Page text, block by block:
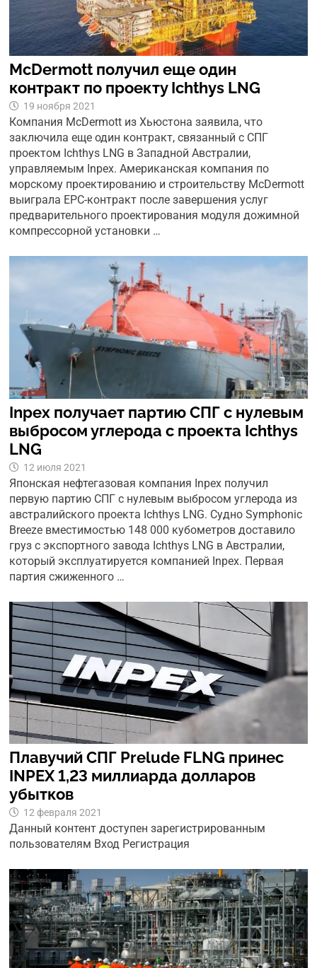
McDermott получил еще один
контракт по проекту Ichthys LNG
19 ноября 2021
Компания McDermott из Хьюстона заявила, что
заключила еще один контракт, связанный с СПГ
проектом Ichthys LNG в Западной Австралии,
управляемым Inpex. Американская компания по
морскому проектированию и строительству McDermott
выиграла EPC-контракт после завершения услуг
предварительного проектирования модуля дожимной
компрессорной установки …
Inpex получает партию СПГ с нулевым
выбросом углерода с проекта Ichthys
LNG
12 июля 2021
Японская нефтегазовая компания Inpex получил
первую партию СПГ с нулевым выбросом углерода из
австралийского проекта Ichthys LNG. Судно Symphonic
Breeze вместимостью 148 000 кубометров доставило
груз с экспортного завода Ichthys LNG в Австралии,
который эксплуатируется компанией Inpex. Первая
партия сжиженного …
Плавучий СПГ Prelude FLNG принес
INPEX 1,23 миллиарда долларов
убытков
12 февраля 2021
Данный контент доступен зарегистрированным
пользователям Вход Регистрация